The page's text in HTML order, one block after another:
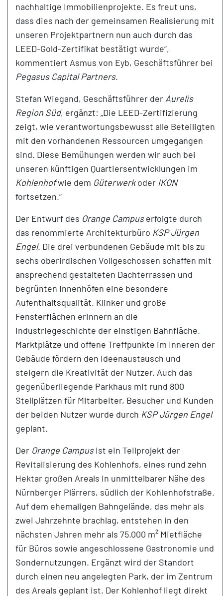
nachhaltige Immobilienprojekte. Es freut uns,
dass dies nach der gemeinsamen Realisierung mit
unseren Projektpartnern nun auch durch das
LEED-Gold-Zertifikat bestätigt wurde“,
kommentiert Asmus von Eyb, Geschäftsführer bei
Pegasus Capital Partners.
Stefan Wiegand, Geschäftsführer der Aurelis
Region Süd, ergänzt: „Die LEED-Zertifizierung
zeigt, wie verantwortungsbewusst alle Beteiligten
mit den vorhandenen Ressourcen umgegangen
sind. Diese Bemühungen werden wir auch bei
unseren künftigen Quartiersentwicklungen im
Kohlenhofwie dem Güterwerkoder IKON
fortsetzen.“
Der Entwurf des Orange Campuserfolgte durch
das renommierte Architekturbüro KSP Jürgen
Engel. Die drei verbundenen Gebäude mit bis zu
sechs oberirdischen Vollgeschossen schaffen mit
ansprechend gestalteten Dachterrassen und
begrünten Innenhöfen eine besondere
Aufenthaltsqualität. Klinker und große
Fensterflächen erinnern an die
Industriegeschichte der einstigen Bahnfläche.
Marktplätze und offene Treffpunkte im Inneren der
Gebäude fördern den Ideenaustausch und
steigern die Kreativität der Nutzer. Auch das
gegenüberliegende Parkhaus mit rund 800
Stellplätzen für Mitarbeiter, Besucher und Kunden
der beiden Nutzer wurde durch KSP Jürgen Engel
geplant.
Der Orange Campusist ein Teilprojekt der
Revitalisierung des Kohlenhofs, eines rund zehn
Hektar großen Areals in unmittelbarer Nähe des
Nürnberger Plärrers, südlich der Kohlenhofstraße.
Auf dem ehemaligen Bahngelände, das mehr als
zwei Jahrzehnte brachlag, entstehen in den
nächsten Jahren mehr als 75.000 m² Mietfläche
für Büros sowie angeschlossene Gastronomie und
Sondernutzungen. Ergänzt wird der Standort
durch einen neu angelegten Park, der im Zentrum
des Areals geplant ist. Der Kohlenhof liegt direkt